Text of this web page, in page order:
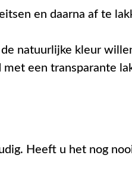
en daarna af te
natuurlijke kleur
een transparante
Heeft u het nog